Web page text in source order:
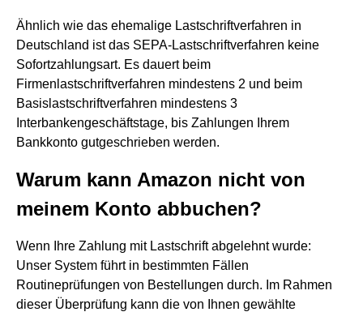
Ähnlich wie das ehemalige Lastschriftverfahren in
Deutschland ist das SEPA-Lastschriftverfahren keine
Sofortzahlungsart. Es dauert beim
Firmenlastschriftverfahren mindestens 2 und beim
Basislastschriftverfahren mindestens 3
Interbankengeschäftstage, bis Zahlungen Ihrem
Bankkonto gutgeschrieben werden.
Warum kann Amazon nicht von
meinem Konto abbuchen?
Wenn Ihre Zahlung mit Lastschrift abgelehnt wurde:
Unser System führt in bestimmten Fällen
Routineprüfungen von Bestellungen durch. Im Rahmen
dieser Überprüfung kann die von Ihnen gewählte